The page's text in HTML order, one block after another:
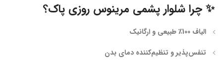
✨ چرا شلوار پشمی مرینوس روزی پاک؟
الیاف 100٪ طبیعی و ارگانیک
تنفس‌پذیر و تنظیم‌کننده دمای بدن